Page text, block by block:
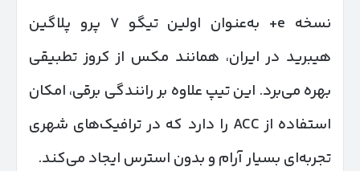
نسخه e+ به‌عنوان اولین تیگو ۷ پرو پلاگین
هیبرید در ایران، همانند مکس از کروز تطبیقی
بهره می‌برد. این تیپ علاوه بر رانندگی برقی، امکان
استفاده از ACC را دارد که در ترافیک‌های شهری
تجربه‌ای بسیار آرام و بدون استرس ایجاد می‌کند.